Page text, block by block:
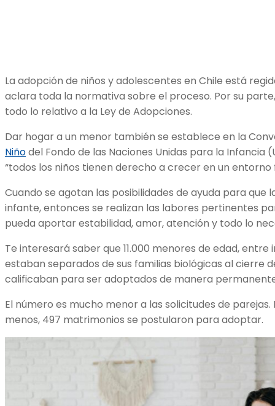
La adopción de niños y adolescentes en Chile está
aclara toda la normativa sobre el proceso. Por su
todo lo relativo a la Ley de Adopciones.
Dar hogar a un menor también se establece en la
Niñodel Fondo de las Naciones Unidas para la Infancia
“todos los niños tienen derecho a crecer en un entorno
Cuando se agotan las posibilidades de ayuda para que
infante, entonces se realizan las labores pertinentes
pueda aportar estabilidad, amor, atención y todo lo
Te interesará saber que 11.000 menores de edad,
estaban separados de sus familias biológicas al cierre
calificaban para ser adoptados de manera
El número es mucho menor a las solicitudes de parejas.
menos, 497 matrimonios se postularon para adoptar.